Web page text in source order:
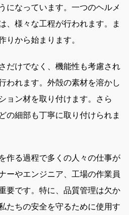
になっています。一つのヘルメ
、様々な工程が行われます。ま
りから始まります。
だけでなく、機能性も考慮され
われます。外殻の素材を溶かし
ョン材を取り付けます。さら
の細部も丁寧に取り付けられま
作る過程で多くの人々の仕事が
ーやエンジニア、工場の作業員
要です。特に、品質管理は欠か
たちの安全を守るために使用す